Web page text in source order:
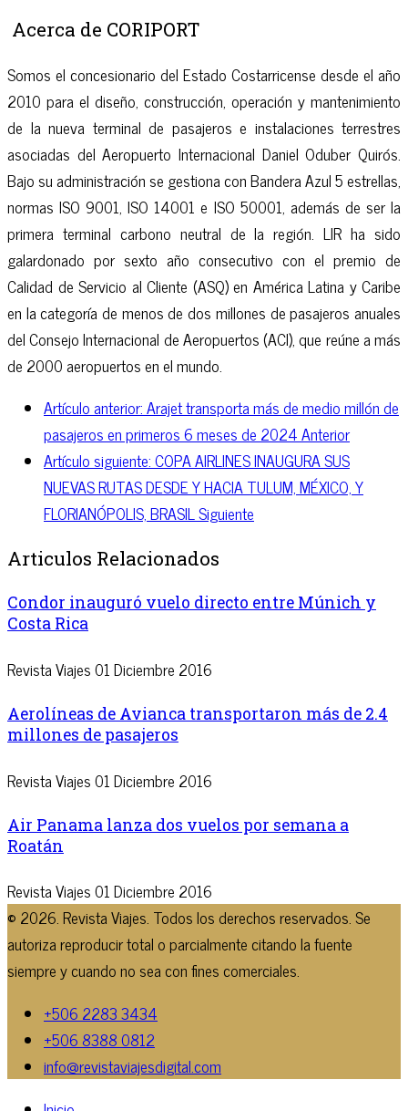
Acerca de CORIPORT
Somos el concesionario del Estado Costarricense desde el año
2010 para el diseño, construcción, operación y mantenimiento
de la nueva terminal de pasajeros e instalaciones terrestres
asociadas del Aeropuerto Internacional Daniel Oduber Quirós.
Bajo su administración se gestiona con Bandera Azul 5 estrellas,
normas ISO 9001, ISO 14001 e ISO 50001, además de ser la
primera terminal carbono neutral de la región. LIR ha sido
galardonado por sexto año consecutivo con el premio de
Calidad de Servicio al Cliente (ASQ) en América Latina y Caribe
en la categoría de menos de dos millones de pasajeros anuales
del Consejo Internacional de Aeropuertos (ACI), que reúne a más
de 2000 aeropuertos en el mundo.
Artículo anterior: Arajet transporta más de medio millón de
pasajeros en primeros 6 meses de 2024Anterior
Artículo siguiente: COPA AIRLINES INAUGURA SUS
NUEVAS RUTAS DESDE Y HACIA TULUM, MÉXICO, Y
FLORIANÓPOLIS, BRASILSiguiente
Articulos Relacionados
Condor inauguró vuelo directo entre Múnich y
Costa Rica
Revista Viajes01 Diciembre 2016
Aerolíneas de Avianca transportaron más de 2.4
millones de pasajeros
Revista Viajes01 Diciembre 2016
Air Panama lanza dos vuelos por semana a
Roatán
Revista Viajes01 Diciembre 2016
© 2026. Revista Viajes. Todos los derechos reservados. Se
autoriza reproducir total o parcialmente citando la fuente
siempre y cuando no sea con fines comerciales.
+506 2283 3434
+506 8388 0812
info@revistaviajesdigital.com